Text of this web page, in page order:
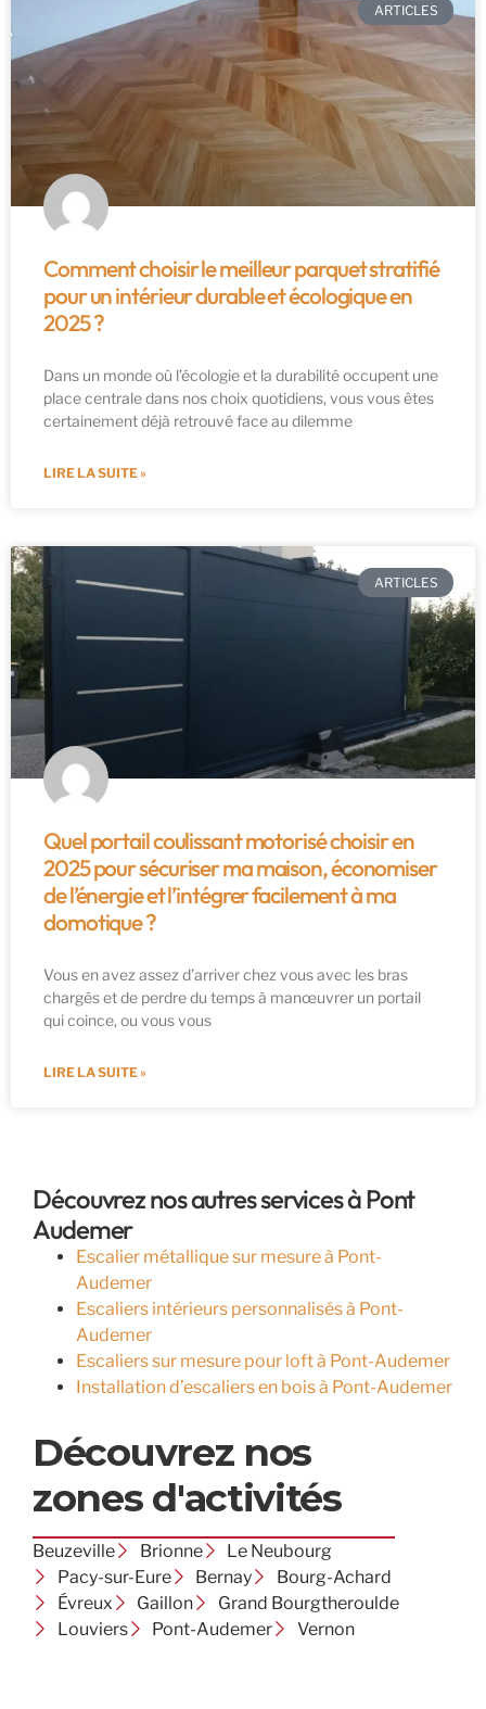
ARTICLES
Comment choisir le meilleur parquet stratifié
pour un intérieur durable et écologique en
2025 ?
Dans un monde où l’écologie et la durabilité occupent une
place centrale dans nos choix quotidiens, vous vous êtes
certainement déjà retrouvé face au dilemme
LIRE LA SUITE »
ARTICLES
Quel portail coulissant motorisé choisir en
2025 pour sécuriser ma maison, économiser
de l’énergie et l’intégrer facilement à ma
domotique ?
Vous en avez assez d’arriver chez vous avec les bras
chargés et de perdre du temps à manœuvrer un portail
qui coince, ou vous vous
LIRE LA SUITE »
Découvrez nos autres services à Pont
Audemer
Escalier métallique sur mesure à Pont-
Audemer
Escaliers intérieurs personnalisés à Pont-
Audemer
Escaliers sur mesure pour loft à Pont-Audemer
Installation d’escaliers en bois à Pont-Audemer
Découvrez nos
zones d'activités
Beuzeville Brionne
Le Neubourg
Pacy-sur-Eure
Bernay
Bourg-Achard
Évreux
Gaillon
Grand Bourgtheroulde
Louviers
Pont-Audemer Vernon